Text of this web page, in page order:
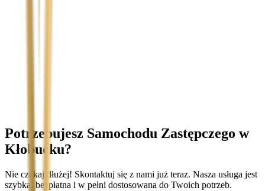
Potrzebujesz Samochodu Zastępczego w
Kłobucku?
Nie czekaj dłużej! Skontaktuj się z nami już teraz. Nasza usługa jest
szybka, bezpłatna i w pełni dostosowana do Twoich potrzeb.